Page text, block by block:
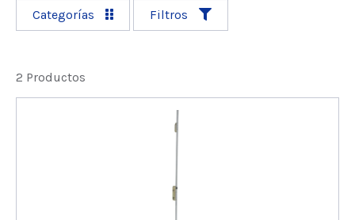
Categorías Filtros
2 Productos